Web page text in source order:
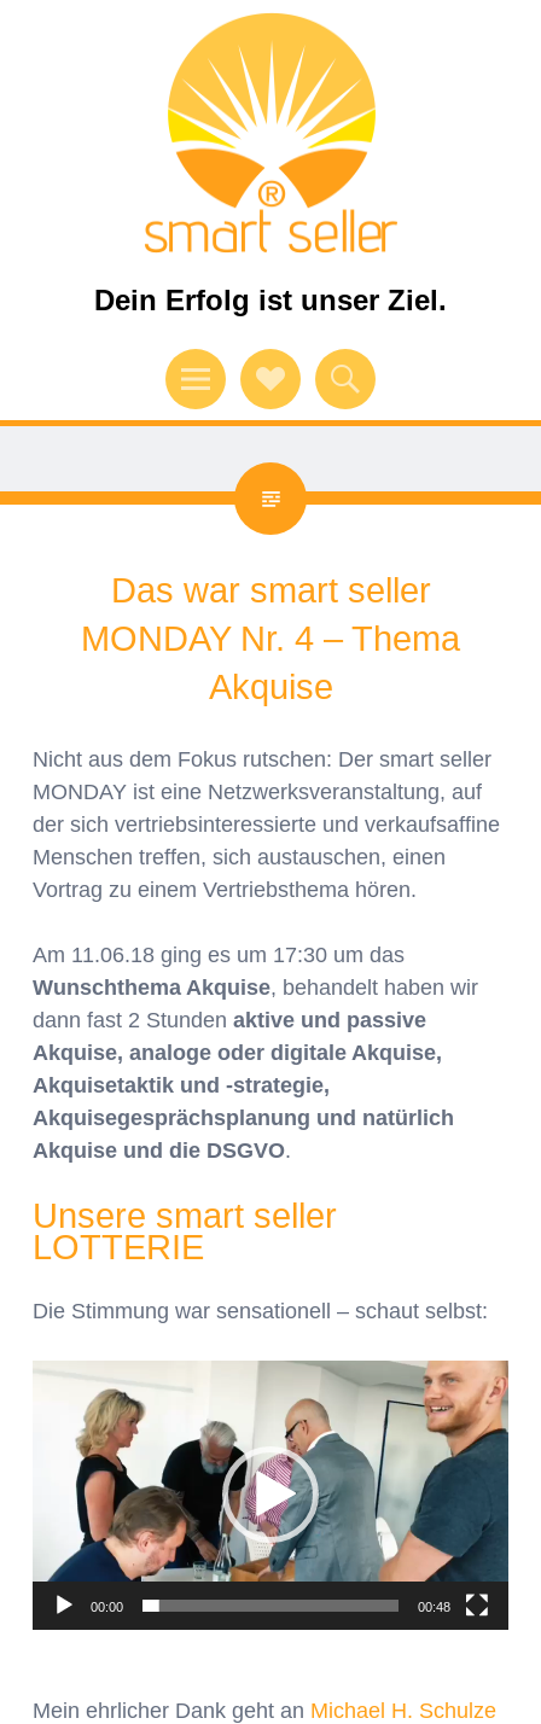
Dein Erfolg ist unser Ziel.
Menü
Verweise
Soziale
Suchen
Das war smart seller
MONDAY Nr. 4 – Thema
Akquise
Nicht aus dem Fokus rutschen: Der smart seller
MONDAY ist eine Netzwerksveranstaltung, auf
der sich vertriebsinteressierte und verkaufsaffine
Menschen treffen, sich austauschen, einen
Vortrag zu einem Vertriebsthema hören.
Am 11.06.18 ging es um 17:30 um das
Wunschthema Akquise, behandelt haben wir
dann fast 2 Stunden aktive und passive
Akquise, analoge oder digitale Akquise,
Akquisetaktik und -strategie,
Akquisegesprächsplanung und natürlich
Akquise und die DSGVO.
Unsere smart seller
LOTTERIE
Die Stimmung war sensationell – schaut selbst:
Video-
Player
00:00 00:48
Mein ehrlicher Dank geht an Michael H. Schulze